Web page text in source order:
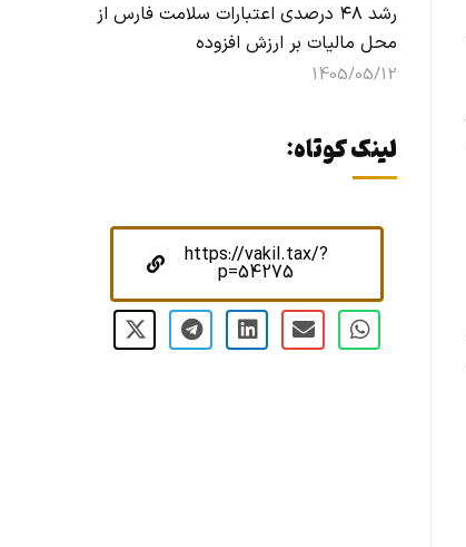
رشد ۴۸ درصدی اعتبارات سلامت فارس از
محل مالیات بر ارزش افزوده
1405/05/12
لینک کوتاه:
https://vakil.tax/?
p=54275